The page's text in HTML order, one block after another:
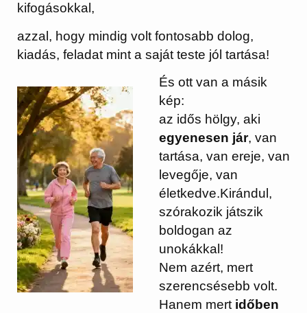
kifogásokkal,
azzal, hogy mindig volt fontosabb dolog,
kiadás, feladat mint a saját teste jól tartása!
És ott van a másik
kép:
az idős hölgy, aki
egyenesen jár, van
tartása, van ereje, van
levegője, van
életkedve.Kirándul,
szórakozik játszik
boldogan az
unokákkal!
Nem azért, mert
szerencsésebb volt.
Hanem mert időben